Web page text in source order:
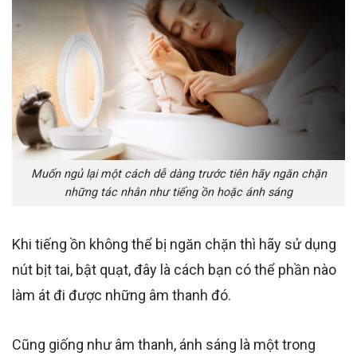
Muốn ngủ lại một cách dễ dàng trước tiên hãy ngăn chặn
những tác nhân như tiếng ồn hoặc ánh sáng
Khi tiếng ồn không thể bị ngăn chặn thì hãy sử dụng
nút bịt tai, bật quạt, đây là cách bạn có thể phần nào
làm át đi được những âm thanh đó.
Cũng giống như âm thanh, ánh sáng là một trong